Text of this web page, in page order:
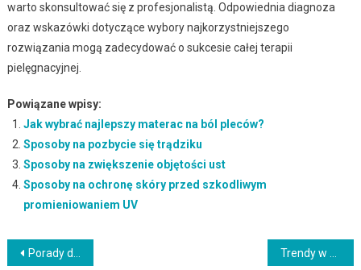
warto skonsultować się z profesjonalistą. Odpowiednia diagnoza
oraz wskazówki dotyczące wybory najkorzystniejszego
rozwiązania mogą zadecydować o sukcesie całej terapii
pielęgnacyjnej.
Powiązane wpisy:
Jak wybrać najlepszy materac na ból pleców?
Sposoby na pozbycie się trądziku
Sposoby na zwiększenie objętości ust
Sposoby na ochronę skóry przed szkodliwym
promieniowaniem UV
Nawigacja
Porady dotyczące pielęgnacji skóry dojrzałej